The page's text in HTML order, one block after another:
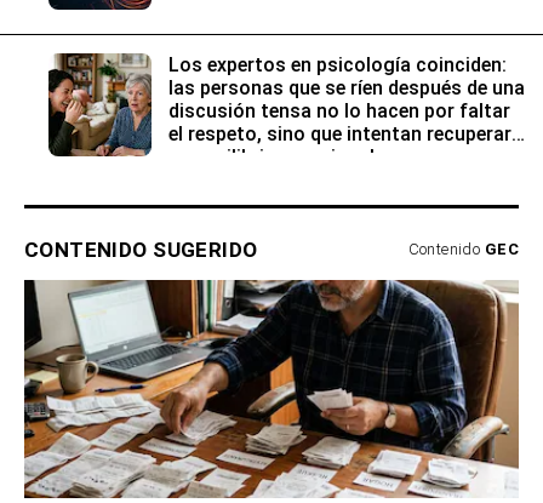
Los expertos en psicología coinciden:
las personas que se ríen después de una
discusión tensa no lo hacen por faltar
el respeto, sino que intentan recuperar
su equilibrio emocional
CONTENIDO SUGERIDO Contenido GEC